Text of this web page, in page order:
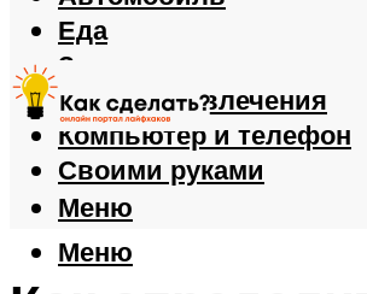
Еда
Здоровье
Игры и развлечения
Компьютер и телефон
Своими руками
Меню
Меню